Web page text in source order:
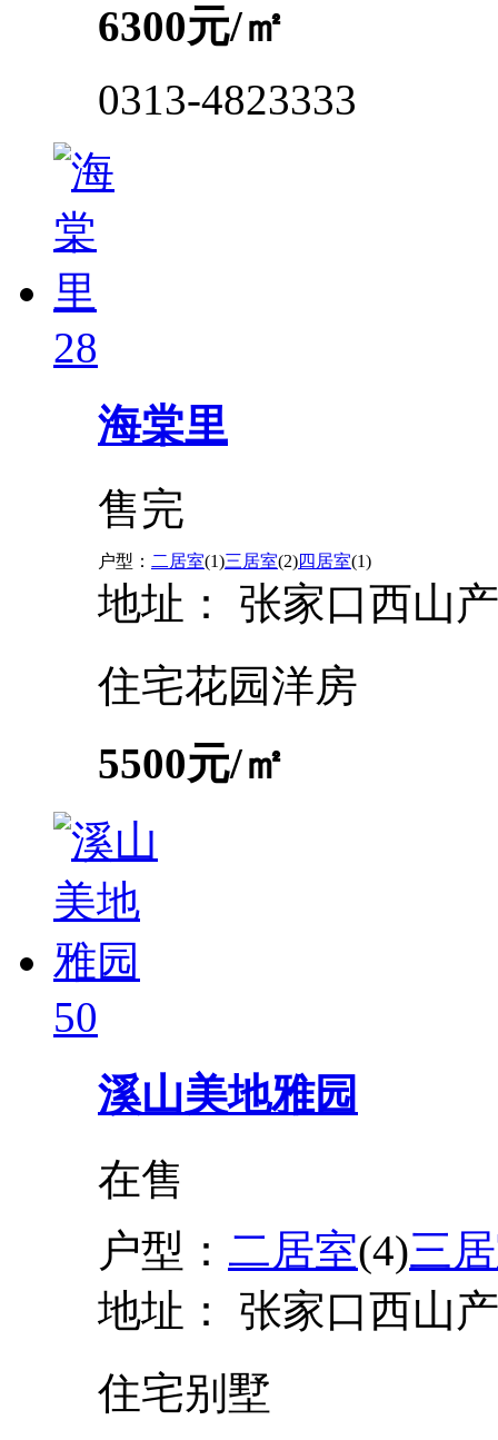
6300元/㎡
0313-4823333
28
海棠里
售完
户型： 二居室(1)三居室(2)四居室(1)
地址：
张家口西山
住宅花园洋房
5500元/㎡
50
溪山美地雅园
在售
户型： 二居室(4)三
地址：
张家口西山
住宅别墅